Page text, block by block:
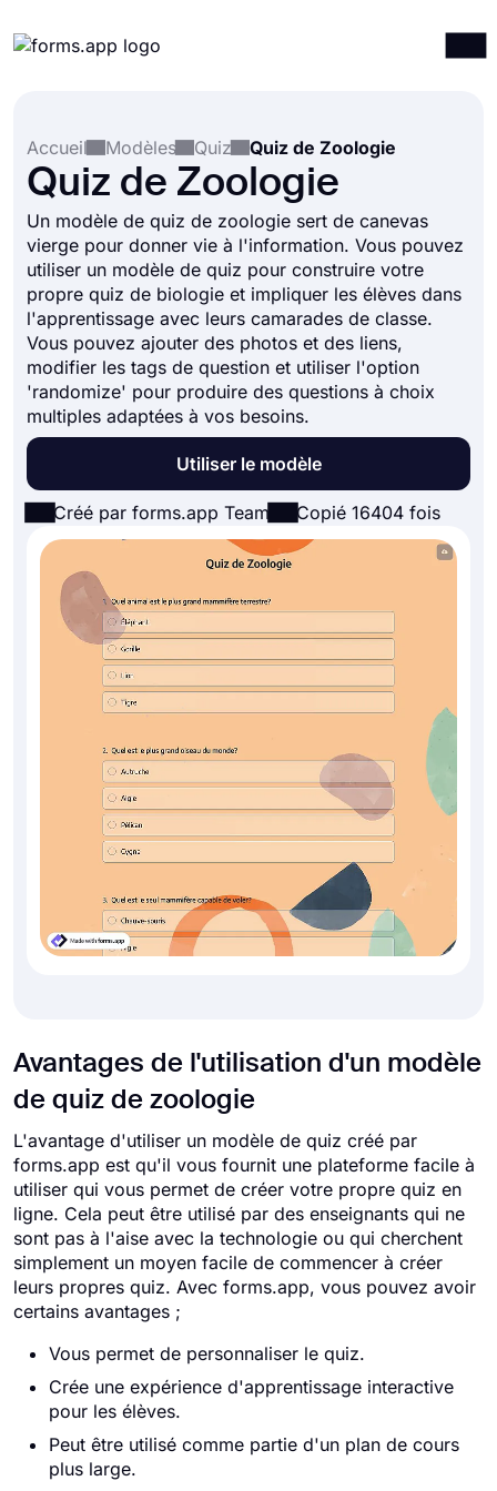
Intégrations
Modèles
Ressources
Tarification
Accueil
Modèles Quiz Quiz de Zoologie
Quiz de Zoologie
Un modèle de quiz de zoologie sert de canevas
vierge pour donner vie à l'information. Vous pouvez
utiliser un modèle de quiz pour construire votre
propre quiz de biologie et impliquer les élèves dans
l'apprentissage avec leurs camarades de classe.
Vous pouvez ajouter des photos et des liens,
modifier les tags de question et utiliser l'option
'randomize' pour produire des questions à choix
multiples adaptées à vos besoins.
Utiliser le modèle
Créé par forms.app Team Copié 16404 fois
Avantages de l'utilisation d'un modèle
de quiz de zoologie
L'avantage d'utiliser un modèle de quiz créé par
forms.app est qu'il vous fournit une plateforme facile à
utiliser qui vous permet de créer votre propre quiz en
ligne. Cela peut être utilisé par des enseignants qui ne
sont pas à l'aise avec la technologie ou qui cherchent
simplement un moyen facile de commencer à créer
leurs propres quiz. Avec forms.app, vous pouvez avoir
certains avantages ;
Vous permet de personnaliser le quiz.
Crée une expérience d'apprentissage interactive
pour les élèves.
Peut être utilisé comme partie d'un plan de cours
plus large.